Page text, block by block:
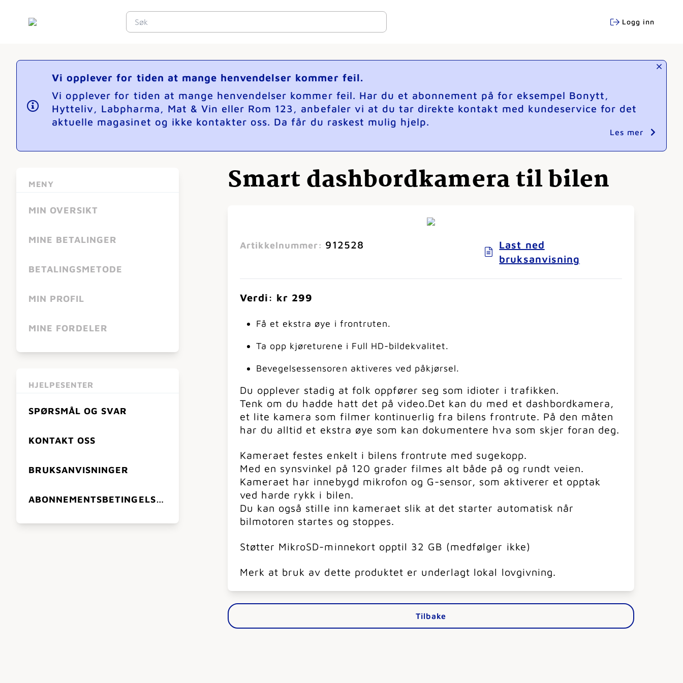
Logg inn
Vi opplever for tiden at mange henvendelser kommer feil.
Vi opplever for tiden at mange henvendelser kommer feil. Har du et abonnement på for eksempel Bonytt,
Hytteliv, Labpharma, Mat & Vin eller Rom 123, anbefaler vi at du tar direkte kontakt med kundeservice for det
aktuelle magasinet og ikke kontakter oss. Da får du raskest mulig hjelp.
Les mer
MENY
MIN OVERSIKT
MINE BETALINGER
BETALINGSMETODE
MIN PROFIL
MINE FORDELER
HJELPESENTER
SPØRSMÅL OG SVAR
KONTAKT OSS
BRUKSANVISNINGER
ABONNEMENTSBETINGELSER
Smart dashbordkamera til bilen
Artikkelnummer: 912528
Last ned
bruksanvisning
Verdi: kr 299
Få et ekstra øye i frontruten.
Ta opp kjøreturene i Full HD-bildekvalitet.
Bevegelsessensoren aktiveres ved påkjørsel.
Du opplever stadig at folk oppfører seg som idioter i trafikken.
Tenk om du hadde hatt det på video.Det kan du med et dashbordkamera,
et lite kamera som filmer kontinuerlig fra bilens frontrute. På den måten
har du alltid et ekstra øye som kan dokumentere hva som skjer foran deg.
Kameraet festes enkelt i bilens frontrute med sugekopp.
Med en synsvinkel på 120 grader filmes alt både på og rundt veien.
Kameraet har innebygd mikrofon og G-sensor, som aktiverer et opptak
ved harde rykk i bilen.
Du kan også stille inn kameraet slik at det starter automatisk når
bilmotoren startes og stoppes.
Støtter MikroSD-minnekort opptil 32 GB (medfølger ikke)
Merk at bruk av dette produktet er underlagt lokal lovgivning.
Tilbake